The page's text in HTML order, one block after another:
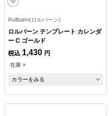
Rollbahn(ロルバーン)
ロルバーン テンプレート カレンダ
ー C ゴールド
税込 1,430 円
在庫 ×
カラーをみる